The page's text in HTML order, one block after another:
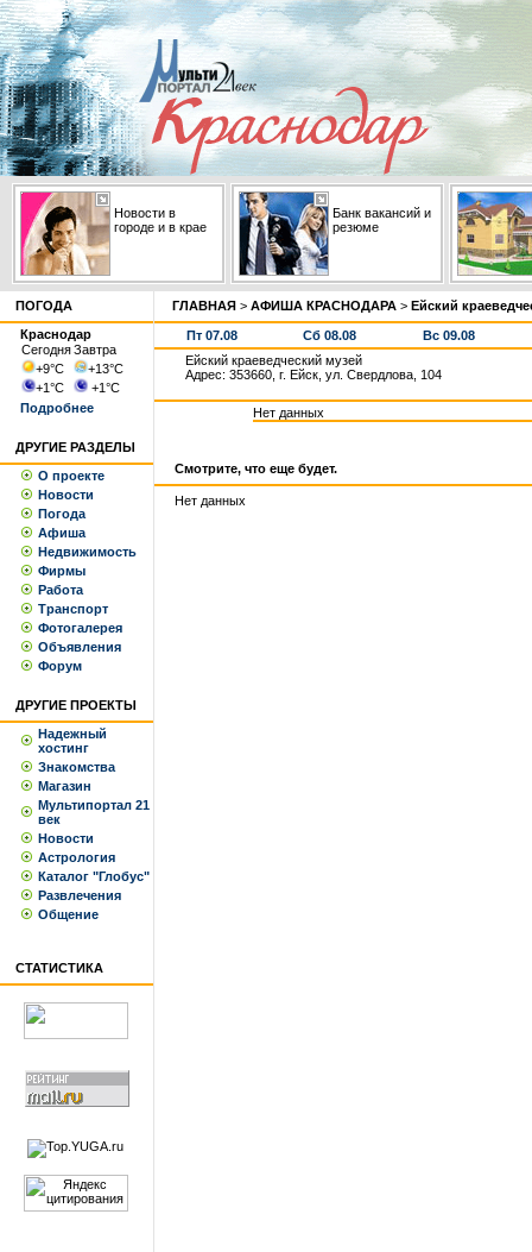
Новости в
городе и в крае
Банк вакансий и
резюме
ПОГОДА
Краснодар
СегодняЗавтра
+9°С +13°С
+1°С +1°С
Подробнее
ДРУГИЕ РАЗДЕЛЫ
О проекте
Новости
Погода
Афиша
Недвижимость
Фирмы
Работа
Транспорт
Фотогалерея
Объявления
Форум
ДРУГИЕ ПРОЕКТЫ
Надежный
хостинг
Знакомства
Магазин
Мультипортал 21
век
Новости
Астрология
Каталог "Глобус"
Развлечения
Общение
СТАТИСТИКА
ГЛАВНАЯ > АФИША КРАСНОДАРА > Ейский
Пт 07.08 Сб 08.08
Вс 09.08
Ейский краеведческий музей
Адрес: 353660, г. Ейск, ул. Свердлова, 104
Нет данных
Смотрите, что еще будет.
Нет данных